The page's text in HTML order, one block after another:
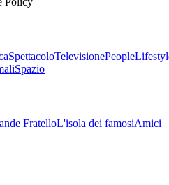
SpettacoloTelevisionePeople
Spazio
FratelloL'isola dei famosiAmici